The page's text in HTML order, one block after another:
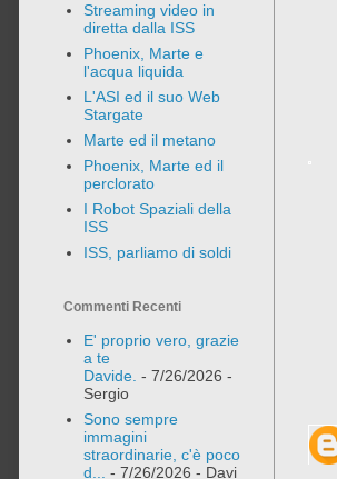
Streaming video in
diretta dalla ISS
Phoenix, Marte e
l'acqua liquida
L'ASI ed il suo Web
Stargate
Marte ed il metano
Phoenix, Marte ed il
perclorato
I Robot Spaziali della
ISS
ISS, parliamo di soldi
Commenti Recenti
E' proprio vero, grazie
a te
Davide. - 7/26/2026 -
Sergio
Sono sempre
immagini
straordinarie, c'è poco
d... - 7/26/2026 - Davi